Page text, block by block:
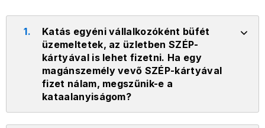
1.
Katás egyéni vállalkozóként büfét
üzemeltetek, az üzletben SZÉP-
kártyával is lehet fizetni. Ha egy
magánszemély vevő SZÉP-kártyával
fizet nálam, megszűnik-e a
kataalanyiságom?